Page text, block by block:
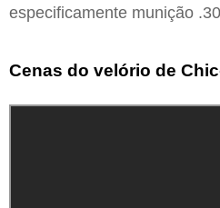
especificamente munição
Cenas do velório de